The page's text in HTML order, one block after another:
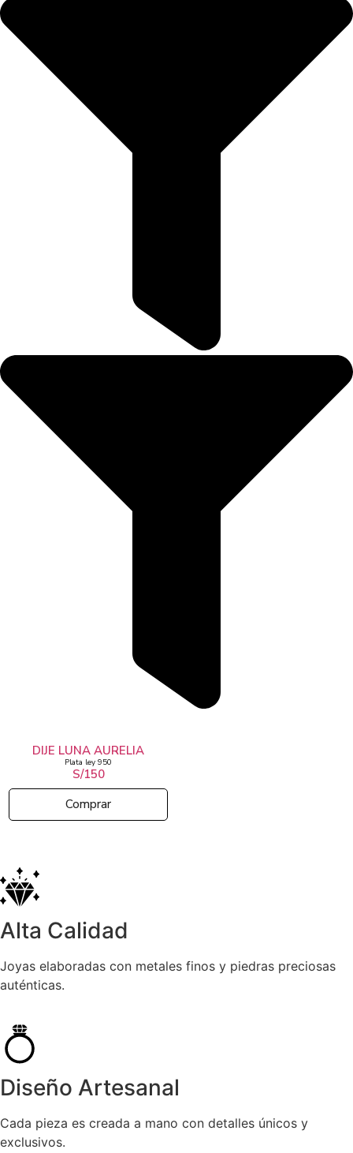
DIJE LUNA AURELIA
Plata ley 950
S/150
Comprar
Alta Calidad
Joyas elaboradas con metales finos y piedras preciosas
auténticas.
Diseño Artesanal
Cada pieza es creada a mano con detalles únicos y
exclusivos.